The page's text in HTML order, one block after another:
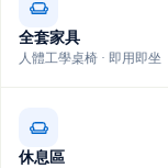
全套家具
人體工學桌椅 · 即用即坐
休息區